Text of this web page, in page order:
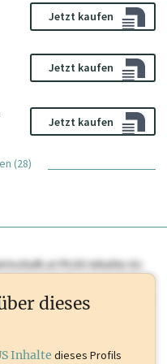
Jetzt kaufen
Jetzt kaufen
Jetzt kaufen
(28)
PLUS Inhaltedie
Sie dieses Profil frei
zu sehen. wirtschaft.at PLUS
Aussendungen, und viele
dieses
Inhalte dieses Profils